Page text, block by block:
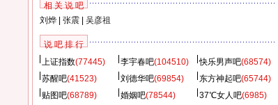
相 关 说 吧
刘烨| 张震| 吴彦祖
说 吧 排 行
上证指数(77445) 李宇春吧(104510) 快乐男声吧(68574)
苏醒吧(41523) 刘德华吧(69854) 东方神起吧(65744)
贴图吧(68789) 婚姻吧(78544) 37℃女人吧(6985)